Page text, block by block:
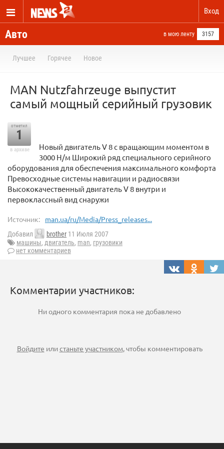
Вход
Авто в мою ленту 3157
Лучшее Горячее Новое
MAN Nutzfahrzeuge выпустит
самый мощный серийный грузовик
отметил
1
в архиве
Новый двигатель V 8 с вращающим моментом в
3000 Н/м Широкий ряд специального серийного
оборудования для обеспечения максимального комфорта
Превосходные системы навигации и радиосвязи
Высококачественный двигатель V 8 внутри и
первоклассный вид снаружи
Источник: man.ua/ru/Media/Press_releases...
Добавил brother 11 Июля 2007
машины, двигатель, man, грузовики
нет комментариев
Комментарии участников:
Ни одного комментария пока не добавлено
Войдите илистаньте участником, чтобы комментировать